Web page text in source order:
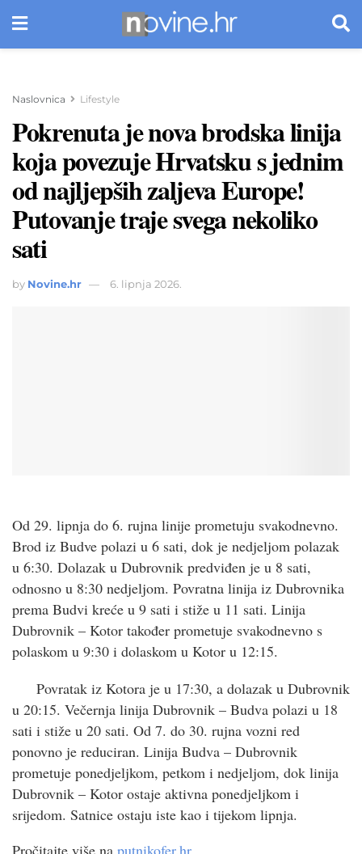
Naslovnica Lifestyle
Pokrenuta je nova brodska linija
koja povezuje Hrvatsku s jednim
od najljepših zaljeva Europe!
Putovanje traje svega nekoliko
sati
by Novine.hr 6. lipnja 2026.
Od 29. lipnja do 6. rujna linije prometuju svakodnevno.
Brod iz Budve polazi u 6 sati, dok je nedjeljom polazak
u 6:30. Dolazak u Dubrovnik predviđen je u 8 sati,
odnosno u 8:30 nedjeljom. Povratna linija iz Dubrovnika
prema Budvi kreće u 9 sati i stiže u 11 sati. Linija
Dubrovnik – Kotor također prometuje svakodnevno s
polaskom u 9:30 i dolaskom u Kotor u 12:15.
Povratak iz Kotora je u 17:30, a dolazak u Dubrovnik
u 20:15. Večernja linija Dubrovnik – Budva polazi u 18
sati i stiže u 20 sati. Od 7. do 30. rujna vozni red
ponovno je reduciran. Linija Budva – Dubrovnik
prometuje ponedjeljkom, petkom i nedjeljom, dok linija
Dubrovnik – Kotor ostaje aktivna ponedjeljkom i
srijedom. Satnice ostaju iste kao i tijekom lipnja.
Pročitajte više na putnikofer.hr